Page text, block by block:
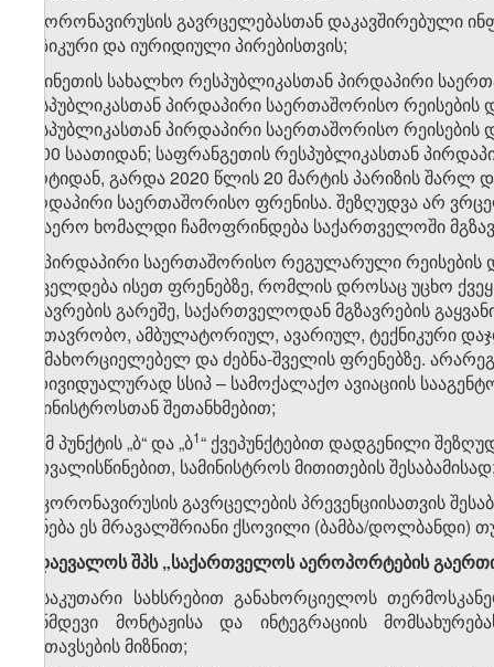
ა) კორონავირუსის გავრცელებასთან დაკავშირებული
ფიზიკური და იურიდიული პირებისთვის;
ბ) ჩინეთის სახალხო რესპუბლიკასთან პირდაპირი
რესპუბლიკასთან პირდაპირი საერთაშორისო
რესპუბლიკასთან პირდაპირი საერთაშორისო
16:00 საათიდან; საფრანგეთის რესპუბლიკასთან
მარტიდან, გარდა 2020 წლის 20 მარტის პარიზის
პირდაპირი საერთაშორისო ფრენისა. შეზღუდვა არ
საჰაერო ხომალდი ჩამოფრინდება საქართველოში
) პირდაპირი საერთაშორისო რეგულარული რეისების
ვრცელდება ისეთ ფრენებზე, რომლის დროსაც უცხო
მგზავრების გარეშე, საქართველოდან მგზავრების
სამთავრობო, ამბულატორიულ, ავარიულ, ტექნიკური
განმახორციელებელ და ძებნა-შველის ფრენებზე.
ინდივიდუალურად სსიპ – სამოქალაქო ავიაციის
სამინისტროსთან შეთანხმებით;
გ) ამ პუნქტის „ბ“ და „ბ​1“ ქვეპუნქტებით დადგენილი
გათვალისწინებით, სამინისტროს მითითების
დ) კორონავირუსის გავრცელების პრევენციისათვის
(იქნება ეს მრავალშრიანი ქსოვილი (ბამბა/დოლბანდი)
8. დაევალოს შპს „საქართველოს აეროპორტების
ა) საკუთარი სახსრებით განახორციელოს
თანმდევი მონტაჟისა და ინტეგრაციის
განთავსების მიზნით;